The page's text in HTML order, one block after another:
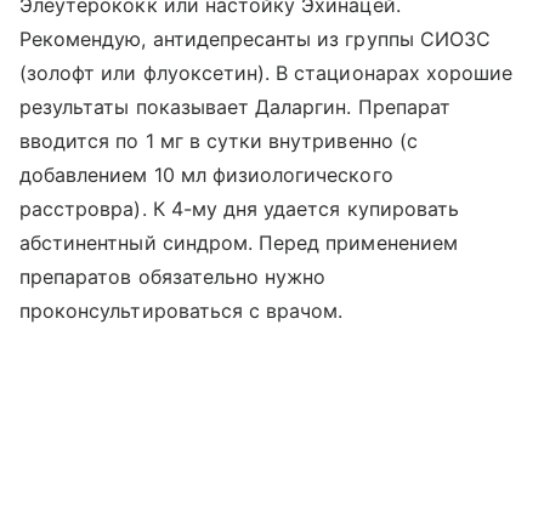
Элеутерококк или настойку Эхинацей.
Рекомендую, антидепресанты из группы СИОЗС
(золофт или флуоксетин). В стационарах хорошие
результаты показывает Даларгин. Препарат
вводится по 1 мг в сутки внутривенно (с
добавлением 10 мл физиологического
расстровра). К 4-му дня удается купировать
абстинентный синдром. Перед применением
препаратов обязательно нужно
проконсультироваться с врачом.